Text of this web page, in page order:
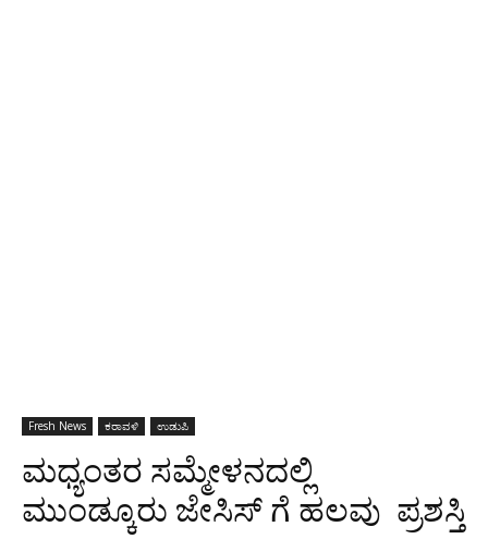
Fresh News ಕರಾವಳಿ ಉಡುಪಿ
ಮಧ್ಯಂತರ ಸಮ್ಮೇಳನದಲ್ಲಿ
ಮುಂಡ್ಕೂರು ಜೇಸಿಸ್ ಗೆ ಹಲವು ಪ್ರಶಸ್ತಿ